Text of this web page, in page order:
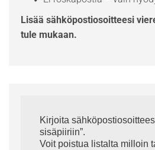
Lisää sähköpostiosoitteesi
tule mukaan.
Kirjoita
sisäpiiriin”.
Voit poistua listalta milloin